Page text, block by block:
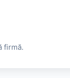
firmă.